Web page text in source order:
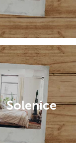
Solenice